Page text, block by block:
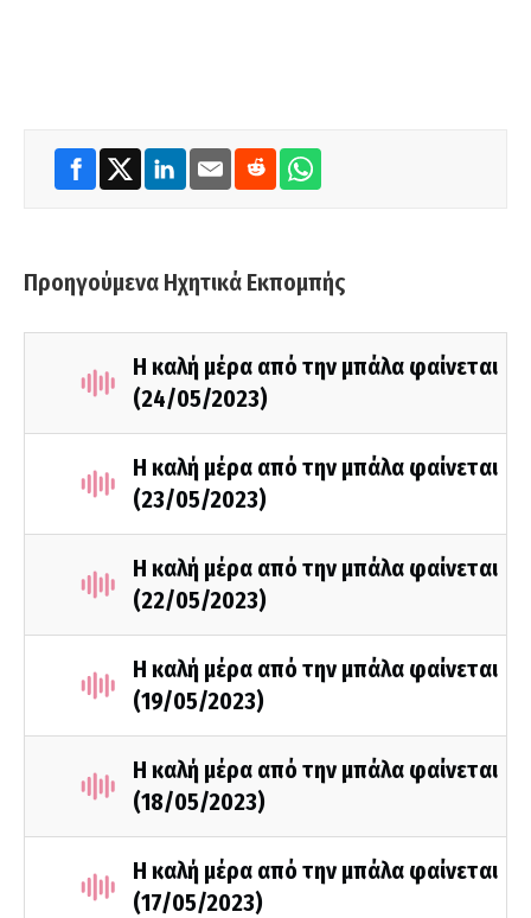
Προηγούμενα Ηχητικά Εκπομπής
Η καλή μέρα από την μπάλα φαίνεται
(24/05/2023)
Η καλή μέρα από την μπάλα φαίνεται
(23/05/2023)
Η καλή μέρα από την μπάλα φαίνεται
(22/05/2023)
Η καλή μέρα από την μπάλα φαίνεται
(19/05/2023)
Η καλή μέρα από την μπάλα φαίνεται
(18/05/2023)
Η καλή μέρα από την μπάλα φαίνεται
(17/05/2023)